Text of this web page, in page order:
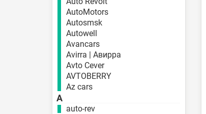
AutoMotors
Autosmsk
Autowell
Avancars
Avirra | Авирра
Avto Cever
AVTOBERRY
Az cars
A
auto-rev